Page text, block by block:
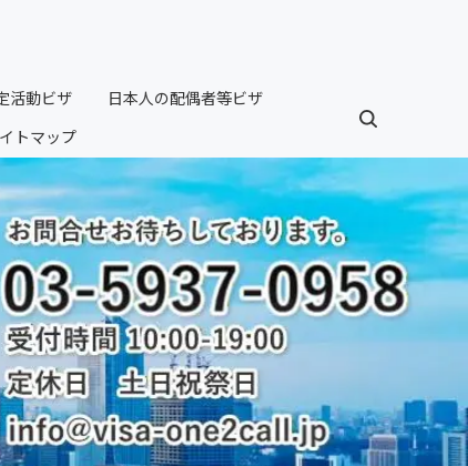
活動ビザ
日本人の配偶者等ビザ
トマップ